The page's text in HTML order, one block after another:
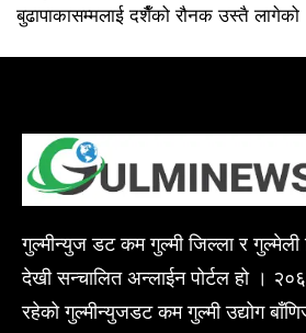
बुढापाकासम्मलाई दशैँको रौनक उस्तै लागेको
गुल्मीन्युज डट कम गुल्मी जिल्ला र गुल्मेली
देखी सन्चालित अन्लाईन पोर्टल हो ।
रहेको गुल्मीन्युजडट कम गुल्मी उद्योग